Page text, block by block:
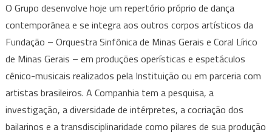
O Grupo desenvolve hoje um repertório próprio de dança
contemporânea e se integra aos outros corpos artísticos da
Fundação – Orquestra Sinfônica de Minas Gerais e Coral Lírico
de Minas Gerais – em produções operísticas e espetáculos
cênico-musicais realizados pela Instituição ou em parceria com
artistas brasileiros. A Companhia tem a pesquisa, a
investigação, a diversidade de intérpretes, a cocriação dos
bailarinos e a transdisciplinaridade como pilares de sua produção